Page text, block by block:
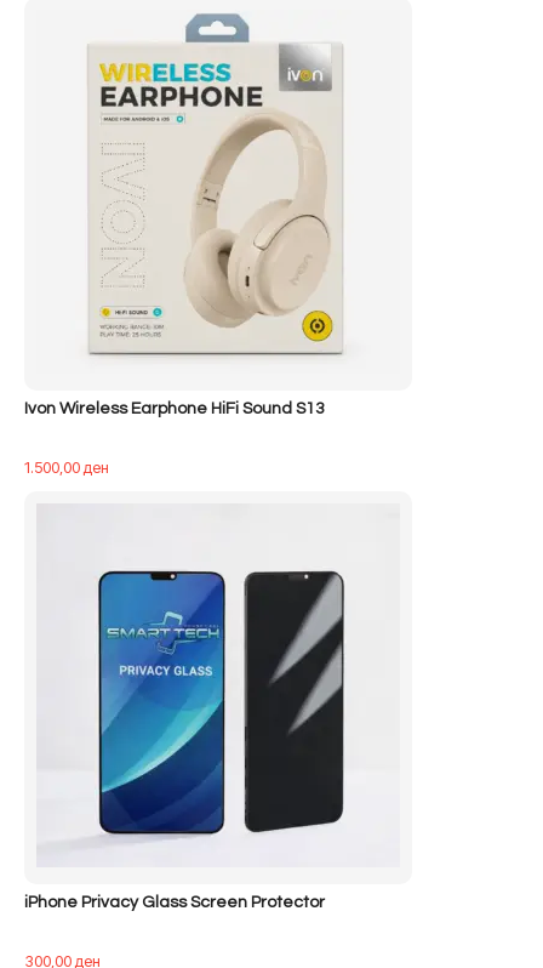
tanishëm
është:
400,00 ден.
Ivon Wireless Earphone HiFi Sound S13
1.500,00ден
iPhone Privacy Glass Screen Protector
300,00ден